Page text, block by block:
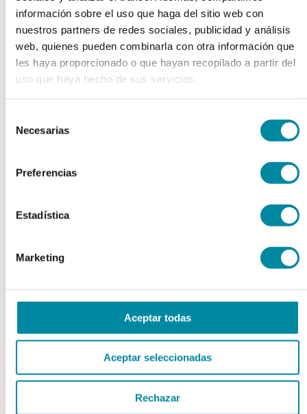
información sobre el uso que haga del sitio web con
nuestros partners de redes sociales, publicidad y análisis
web, quienes pueden combinarla con otra información que
les haya proporcionado o que hayan recopilado a partir del
uso que haya hecho de sus servicios.
Necesarias
Preferencias
Estadística
Marketing
Aceptar todas
Aceptar seleccionadas
Rechazar
Tamaño 00
Tamaño 0
Tamaño 1
Tamaño 2
Tamaño 3
Tamaño 4
Tamaño 5
Extractos y Perfumes
Extractos Fluidos
Extractos Secos
Perfumes
Frascos Farmacia
Frascos y Tapas Cosmética
Otros
Tapas Farmacia
Tubos